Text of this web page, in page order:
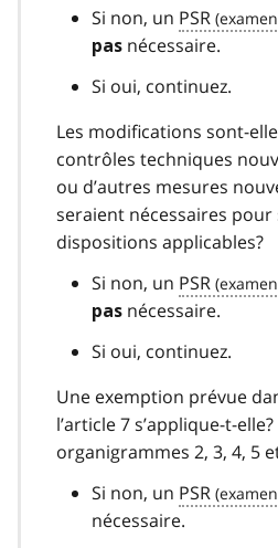
Si non, un PSR
pas nécessaire.
Si oui, continuez.
Les modifications sont-
contrôles techniques
ou d’autres mesures
seraient nécessaires
dispositions applicables?
Si non, un PSR
pas nécessaire.
Si oui, continuez.
Une exemption prévue
l’article 7 s’applique-t-
organigrammes 2, 3, 4, 5
Si non, un PSR
nécessaire.